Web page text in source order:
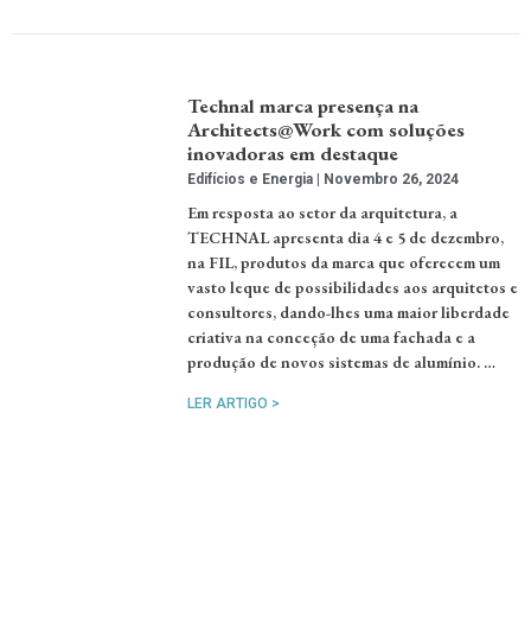
Technal marca presença na
Architects@Work com soluções
inovadoras em destaque
Edifícios e Energia Novembro 26, 2024
Em resposta ao setor da arquitetura, a
TECHNAL apresenta dia 4 e 5 de dezembro,
na FIL, produtos da marca que oferecem um
vasto leque de possibilidades aos arquitetos e
consultores, dando-lhes uma maior liberdade
criativa na conceção de uma fachada e a
produção de novos sistemas de alumínio. …
LER ARTIGO >